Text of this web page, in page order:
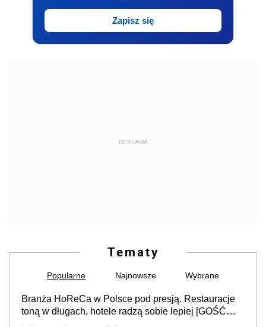
Zapisz się
REKLAMA
Tematy
Popularne Najnowsze Wybrane
Branża HoReCa w Polsce pod presją. Restauracje
toną w długach, hotele radzą sobie lepiej [GOŚĆ